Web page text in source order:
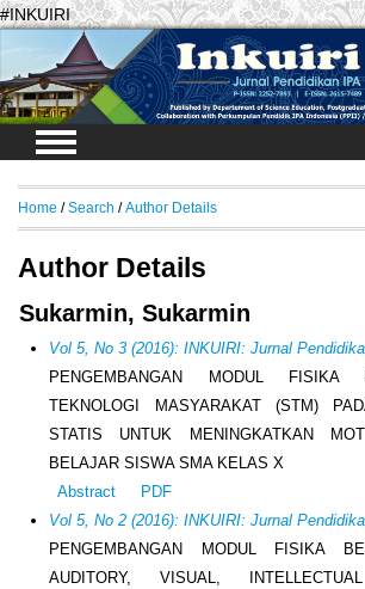
#INKUIRI
Home / Search / Author Details
Author Details
Sukarmin, Sukarmin
Vol 5, No 3 (2016): INKUIRI: Jurnal
PENGEMBANGAN MODUL FISIKA
TEKNOLOGI MASYARAKAT (STM)
STATIS UNTUK MENINGKATKAN
BELAJAR SISWA SMA KELAS X
Abstract
PDF
Vol 5, No 2 (2016): INKUIRI: Jurnal
PENGEMBANGAN MODUL FISIKA
AUDITORY, VISUAL,